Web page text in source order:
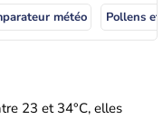
météo Pollens
23 et 34°C, elles